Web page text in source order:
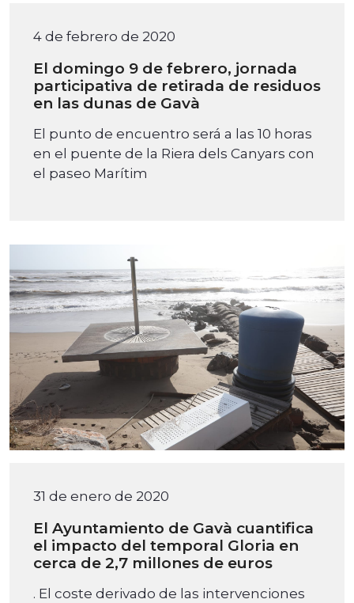
4 de febrero de 2020
El domingo 9 de febrero, jornada
participativa de retirada de residuos
en las dunas de Gavà
El punto de encuentro será a las 10 horas
en el puente de la Riera dels Canyars con
el paseo Marítim
31 de enero de 2020
El Ayuntamiento de Gavà cuantifica
el impacto del temporal Gloria en
cerca de 2,7 millones de euros
. El coste derivado de las intervenciones